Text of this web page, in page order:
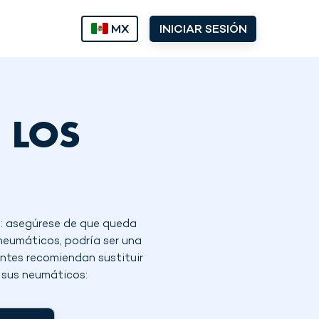
MX INICIAR SESIÓN
asegúrese de que queda
podría ser una
recomiendan sustituir
neumáticos: